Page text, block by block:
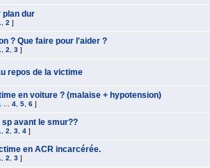
plan dur
2 ]
? Que faire pour l'aider ?
2 3 ]
repos de la victime
en voiture ? (malaise + hypotension)
4 5 6 ]
avant le smur??
2 3 4 ]
en ACR incarcérée.
2 3 ]